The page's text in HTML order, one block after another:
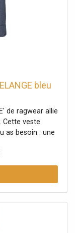
bleu
de ragwear allie
Cette veste
as besoin : une
pression et
applications
éclair est
Des poignets
teddy douillet
et cordon
résistant